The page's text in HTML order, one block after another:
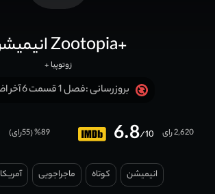
انیمیشن Zootopia+
زوتوپیا +
بروزرسانی :فصل 1 قسمت 6 آخر اضافه شد
6.8/10 2,620 رای 89
% (
55رای)
انیمیشن کوتاه ماجراجویی آمریکا